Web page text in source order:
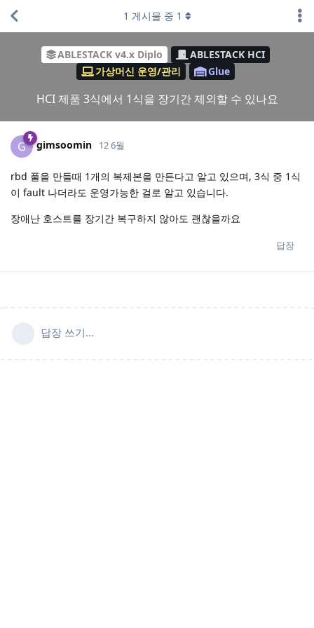
ABLESTACK v4.x Diplo
ABLESTACK HCI
가상머신 운영/관리
Glue
HCI 제품 3식에서 1식을 장기간 제외할 수 있나요
1 게시물 중 1
G gimsoomin 12 6월
rbd 풀을 만들때 1개의 복제본을 만든다고 알고 있으며, 3식 중 1식
이 fault 나더라도 운영가능한 걸로 알고 있습니다.
장애난 호스트를 장기간 복구하지 않아도 괜찮을까요
답장
답장 쓰기...